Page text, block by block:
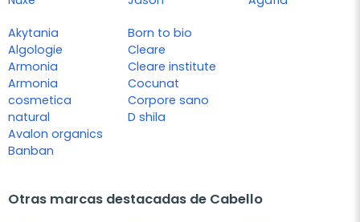
Akytania
Algologie
Armonia
Armonia
cosmetica
natural
Avalon organics
Banban
Born to bio
Cleare
Cleare institute
Cocunat
Corpore sano
D shila
Otras marcas destacadas de Cabello